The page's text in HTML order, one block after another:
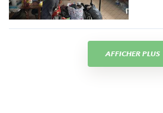
AFFICHER PLUS